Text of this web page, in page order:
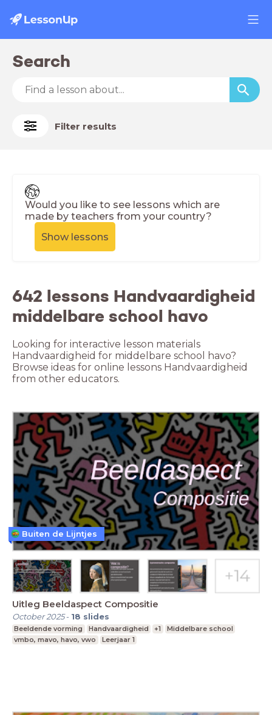
Search
Filter results
Would you like to see lessons which are
made by teachers from your country?
Show lessons
642 lessons Handvaardigheid
middelbare school havo
Looking for interactive lesson materials
Handvaardigheid for middelbare school havo?
Browse ideas for online lessons Handvaardigheid
from other educators.
Uitleg Beeldaspect Compositie
October 2025- 18 slides
Beeldende vorming Handvaardigheid +1
Middelbare school
vmbo, mavo, havo, vwo
Leerjaar 1
Buiten de Lijntjes